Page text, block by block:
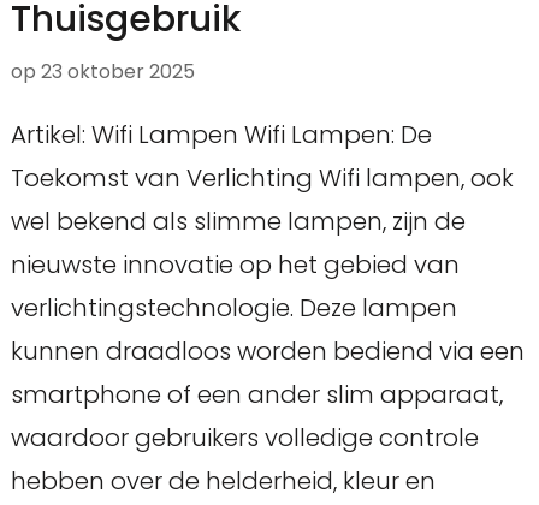
Thuisgebruik
op 23 oktober 2025
Artikel: Wifi Lampen Wifi Lampen: De
Toekomst van Verlichting Wifi lampen, ook
wel bekend als slimme lampen, zijn de
nieuwste innovatie op het gebied van
verlichtingstechnologie. Deze lampen
kunnen draadloos worden bediend via een
smartphone of een ander slim apparaat,
waardoor gebruikers volledige controle
hebben over de helderheid, kleur en